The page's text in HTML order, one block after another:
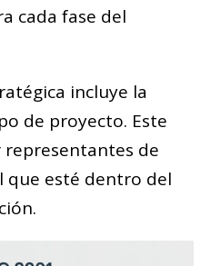
cada fase del
incluye la
de proyecto. Este
de
que esté dentro del